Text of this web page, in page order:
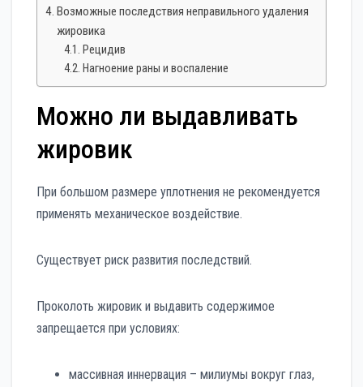
Возможные последствия неправильного удаления
жировика
Рецидив
Нагноение раны и воспаление
Можно ли выдавливать
жировик
При большом размере уплотнения не рекомендуется
применять механическое воздействие.
Существует риск развития последствий.
Проколоть жировик и выдавить содержимое
запрещается при условиях:
массивная иннервация – милиумы вокруг глаз,